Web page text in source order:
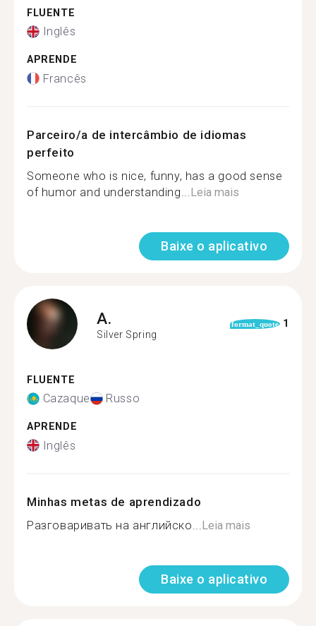
FLUENTE
Inglês
APRENDE
Francês
Parceiro/a de intercâmbio de idiomas
perfeito
Someone who is nice, funny, has a good sense
of humor and understanding... Leia mais
Baixe o aplicativo
A.
Silver Spring
format_quote 1
FLUENTE
Cazaque Russo
APRENDE
Inglês
Minhas metas de aprendizado
Разговаривать на английско... Leia mais
Baixe o aplicativo